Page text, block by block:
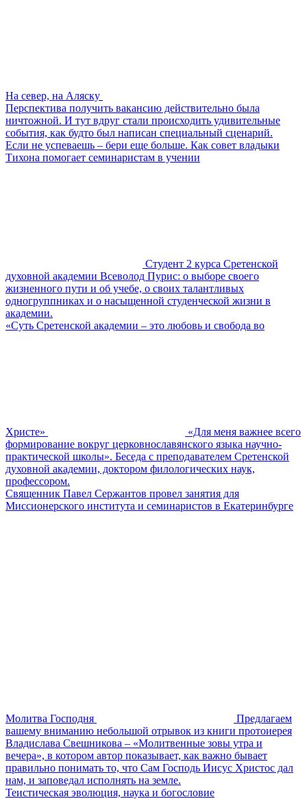
На север, на Аляску
Перспектива получить вакансию действительно была
ничтожной. И тут вдруг стали происходить удивительные
события, как будто был написан специальный сценарий.
Если не успеваешь – бери еще больше. Как совет владыки
Тихона помогает семинаристам в учении
Студент 2 курса Сретенской
духовной академии Всеволод Пурис: о выборе своего
жизненного пути и об учебе, о своих талантливых
одногруппниках и о насыщенной студенческой жизни в
академии.
«Суть Сретенской академии – это любовь и свобода во
Христе»
«Для меня важнее всего
формирование вокруг церковнославянского языка научно-
практической школы». Беседа с преподавателем Сретенской
духовной академии, доктором филологических наук,
профессором.
Священник Павел Сержантов провел занятия для
Миссионерского института и семинаристов в Екатеринбурге
Молитва Господня
Предлагаем
вашему вниманию небольшой отрывок из книги протоиерея
Владислава Свешникова – «Молитвенные зовы утра и
вечера», в котором автор показывает, как важно бывает
правильно понимать то, что Сам Господь Иисус Христос дал
нам, и заповедал исполнять на земле.
Теистическая эволюция, наука и богословие